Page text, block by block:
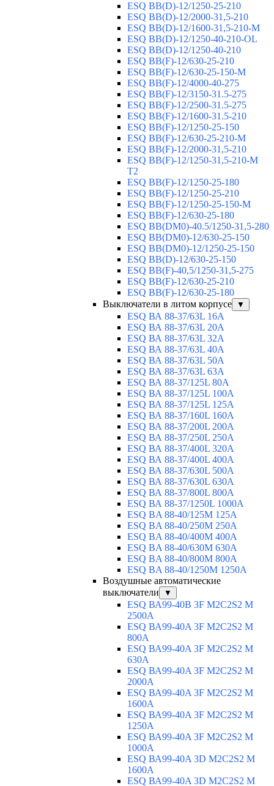
ESQ ВВ(D)-12/1250-25-210
ESQ BB(D)-12/2000-31,5-210
ESQ BB(D)-12/1600-31,5-210-М
ESQ BB(D)-12/1250-40-210-OL
ESQ BB(D)-12/1250-40-210
ESQ ВВ(F)-12/630-25-210
ESQ ВВ(F)-12/630-25-150-М
ESQ ВВ(F)-12/4000-40-275
ESQ ВВ(F)-12/3150-31.5-275
ESQ ВВ(F)-12/2500-31.5-275
ESQ ВВ(F)-12/1600-31.5-210
ESQ ВВ(F)-12/1250-25-150
ESQ BB(F)-12/630-25-210-М
ESQ BB(F)-12/2000-31,5-210
ESQ BB(F)-12/1250-31,5-210-М
T2
ESQ BB(F)-12/1250-25-180
ESQ ВВ(F)-12/1250-25-210
ESQ ВВ(F)-12/1250-25-150-М
ESQ BB(F)-12/630-25-180
ESQ ВВ(DM0)-40.5/1250-31,5-280
ESQ ВВ(DM0)-12/630-25-150
ESQ ВВ(DM0)-12/1250-25-150
ESQ BB(D)-12/630-25-150
ESQ ВВ(F)-40,5/1250-31,5-275
ESQ ВВ(F)-12/630-25-210
ESQ ВВ(F)-12/630-25-180
Выключатели в литом корпусе
▼
ESQ ВА 88-37/63L 16A
ESQ ВА 88-37/63L 20A
ESQ ВА 88-37/63L 32A
ESQ ВА 88-37/63L 40A
ESQ ВА 88-37/63L 50A
ESQ ВА 88-37/63L 63A
ESQ ВА 88-37/125L 80A
ESQ ВА 88-37/125L 100A
ESQ ВА 88-37/125L 125A
ESQ ВА 88-37/160L 160A
ESQ ВА 88-37/200L 200A
ESQ ВА 88-37/250L 250A
ESQ ВА 88-37/400L 320A
ESQ ВА 88-37/400L 400A
ESQ ВА 88-37/630L 500A
ESQ ВА 88-37/630L 630A
ESQ ВА 88-37/800L 800A
ESQ ВА 88-37/1250L 1000A
ESQ BA 88-40/125M 125A
ESQ BA 88-40/250M 250A
ESQ BA 88-40/400M 400A
ESQ BA 88-40/630М 630A
ESQ BA 88-40/800M 800A
ESQ BA 88-40/1250М 1250A
Воздушные автоматические
выключатели
▼
ESQ ВА99-40B 3F M2C2S2 M
2500A
ESQ ВА99-40A 3F M2C2S2 М
800A
ESQ ВА99-40A 3F M2C2S2 М
630A
ESQ ВА99-40A 3F M2C2S2 М
2000A
ESQ ВА99-40A 3F M2C2S2 М
1600A
ESQ ВА99-40A 3F M2C2S2 М
1250A
ESQ ВА99-40A 3F M2C2S2 М
1000A
ESQ ВА99-40A 3D M2C2S2 M
1600A
ESQ ВА99-40A 3D M2C2S2 M